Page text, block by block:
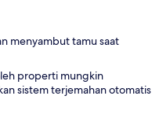
menyambut tamu saat
properti mungkin
sistem terjemahan otomatis